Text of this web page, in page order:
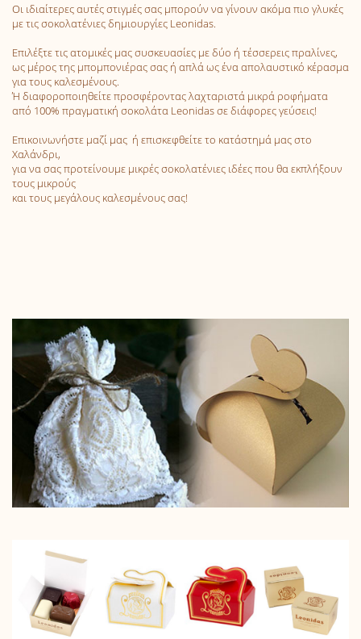
Οι ιδιαίτερες αυτές στιγμές σας μπορούν να γίνουν ακόμα πιο γλυκές
με τις σοκολατένιες δημιουργίες Leonidas.
Επιλέξτε τις ατομικές μας συσκευασίες με δύο ή τέσσερεις πραλίνες,
ως μέρος της μπομπονιέρας σας ή απλά ως ένα απολαυστικό κέρασμα
για τους καλεσμένους.
Ή διαφοροποιηθείτε προσφέροντας λαχταριστά μικρά ροφήματα
από 100% πραγματική σοκολάτα Leonidas σε διάφορες γεύσεις!
Επικοινωνήστε μαζί μας ή επισκεφθείτε το κατάστημά μας στο
Χαλάνδρι,
για να σας προτείνουμε μικρές σοκολατένιες ιδέες που θα εκπλήξουν
τους μικρούς
και τους μεγάλους καλεσμένους σας!